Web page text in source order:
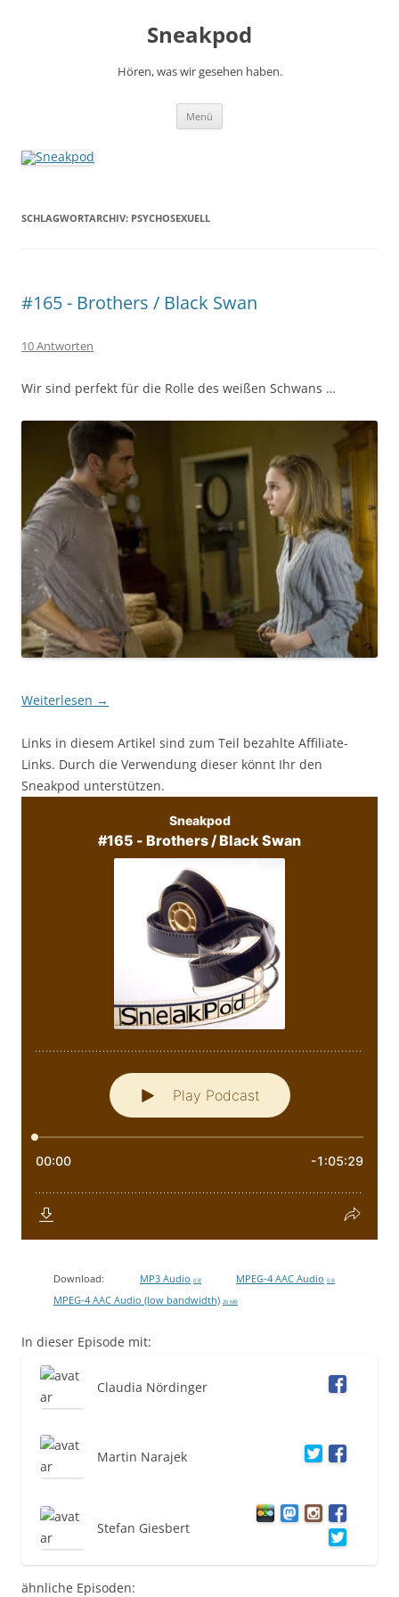
Sneakpod
Hören, was wir gesehen haben.
Menü
SCHLAGWORTARCHIV: PSYCHOSEXUELL
#165 - Brothers / Black Swan
10 Antworten
Wir sind perfekt für die Rolle des weißen Schwans …
Weiterlesen →
Links in diesem Artikel sind zum Teil bezahlte Affiliate-
Links. Durch die Verwendung dieser könnt Ihr den
Sneakpod unterstützen.
Download: MP3 Audio 0 B MPEG-4 AAC Audio 0 B
MPEG-4 AAC Audio (low bandwidth) 20 MB
In dieser Episode mit:
Claudia Nördinger
Martin Narajek
Stefan Giesbert
ähnliche Episoden: